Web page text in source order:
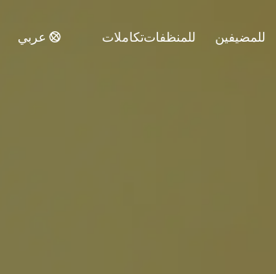
للمضيفين للمنظفاتتكاملات عربي